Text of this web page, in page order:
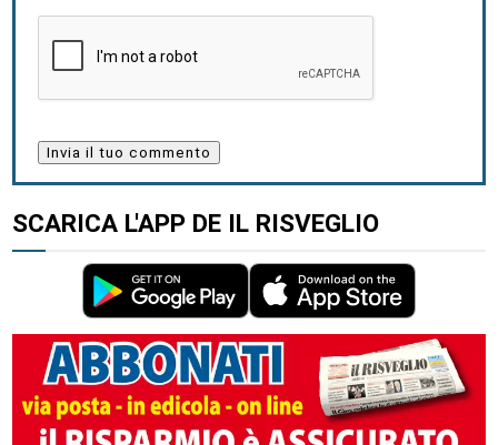
SCARICA L'APP DE IL RISVEGLIO